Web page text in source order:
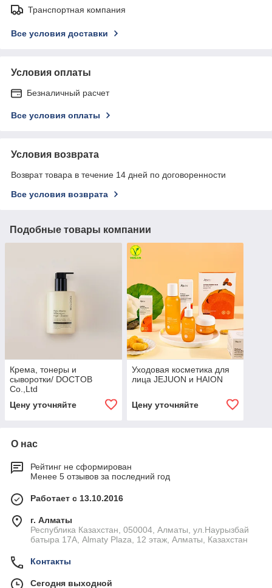
Транспортная компания
Все условия доставки
Условия оплаты
Безналичный расчет
Все условия оплаты
Условия возврата
Возврат товара в течение 14 дней по договоренности
Все условия возврата
Подобные товары компании
Крема, тонеры и
сыворотки/ DOCTOB
Co.,Ltd
Цену уточняйте
Уходовая косметика для
лица JEJUON и HAION
Цену уточняйте
О нас
Рейтинг не сформирован
Менее 5 отзывов за последний год
Работает с 13.10.2016
г. Алматы
Республика Казахстан, 050004, Алматы, ул.Наурызбай
батыра 17А, Almaty Plaza, 12 этаж, Алматы, Казахстан
Контакты
Сегодня выходной